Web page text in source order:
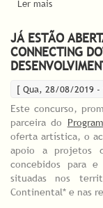
Ler mais
financeiro
JÁ ESTÃO
CONNECTING
[ Qua, 28/08/2019 -
Este concurso,
parceira do
oferta artística, o
apoio a projetos
concebidos para
situadas nos
Continental* e nas